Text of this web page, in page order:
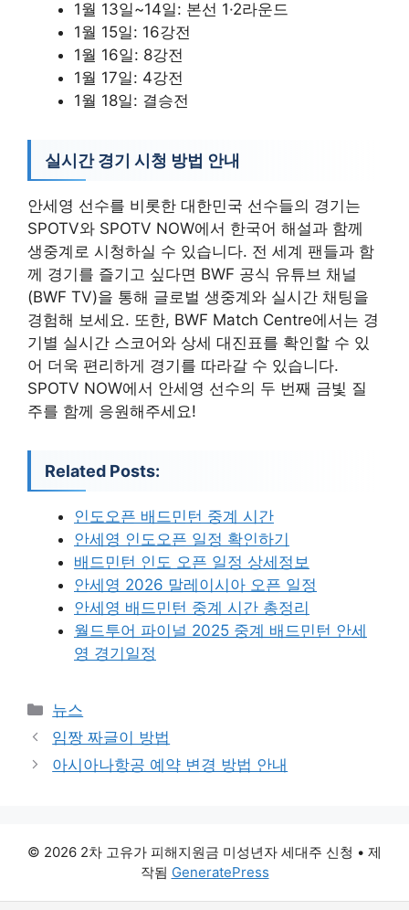
1월 13일~14일: 본선 1·2라운드
1월 15일: 16강전
1월 16일: 8강전
1월 17일: 4강전
1월 18일: 결승전
실시간 경기 시청 방법 안내
안세영 선수를 비롯한 대한민국 선수들의 경기는
SPOTV와 SPOTV NOW에서 한국어 해설과 함께
생중계로 시청하실 수 있습니다. 전 세계 팬들과 함
께 경기를 즐기고 싶다면 BWF 공식 유튜브 채널
(BWF TV)을 통해 글로벌 생중계와 실시간 채팅을
경험해 보세요. 또한, BWF Match Centre에서는 경
기별 실시간 스코어와 상세 대진표를 확인할 수 있
어 더욱 편리하게 경기를 따라갈 수 있습니다.
SPOTV NOW에서 안세영 선수의 두 번째 금빛 질
주를 함께 응원해주세요!
Related Posts:
인도오픈 배드민턴 중계 시간
안세영 인도오픈 일정 확인하기
배드민턴 인도 오픈 일정 상세정보
안세영 2026 말레이시아 오픈 일정
안세영 배드민턴 중계 시간 총정리
월드투어 파이널 2025 중계 배드민턴 안세
영 경기일정
카
테
고
리
뉴스
임짱 짜글이 방법
아시아나항공 예약 변경 방법 안내
© 2026 2차 고유가 피해지원금 미성년자 세대주 신청 • 제
작됨 GeneratePress